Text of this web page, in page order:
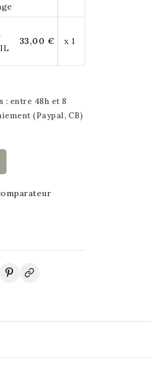
33,00 € x 1
: entre 48h et 8
(Paypal, CB)